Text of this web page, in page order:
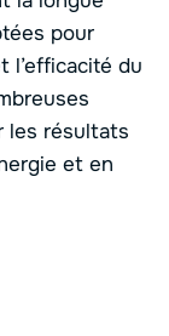
pour
l’efficacité du
les résultats
et en